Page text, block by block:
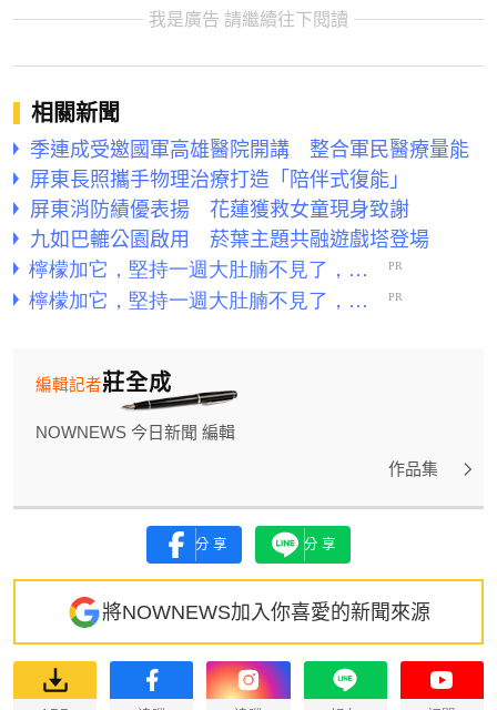
我是廣告 請繼續往下閱讀
相關新聞
季連成受邀國軍高雄醫院開講 整合軍民醫療量能
屏東長照攜手物理治療打造「陪伴式復能」
屏東消防績優表揚 花蓮獲救女童現身致謝
九如巴轆公園啟用 菸葉主題共融遊戲塔登場
莊全成
編輯記者
NOWNEWS 今日新聞 編輯
作品集
分享 分享
將NOWNEWS加入你喜愛的新聞來源